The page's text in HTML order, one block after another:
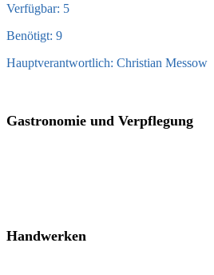
Verfügbar: 5
Benötigt: 9
Hauptverantwortlich: Christian Messow
Gastronomie und Verpflegung
Handwerken